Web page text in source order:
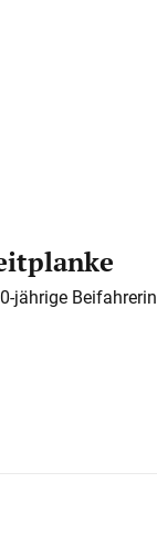
jährige Beifahrerin